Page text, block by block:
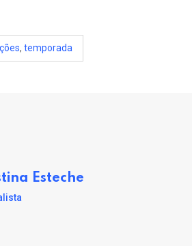
, temporada
Esteche